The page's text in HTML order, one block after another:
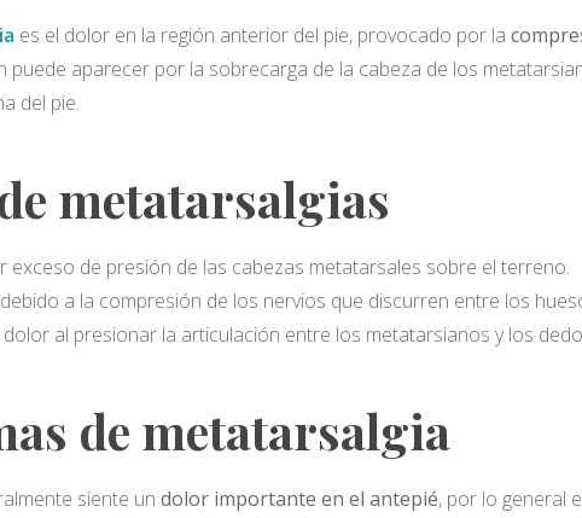
es el dolor en la región anterior del pie, provocado por la
puede aparecer por la sobrecarga de la cabeza de los
del pie.
metatarsalgias
exceso de presión de las cabezas metatarsales sobre el terreno.
a la compresión de los nervios que discurren entre los
dolor al presionar la articulación entre los metatarsianos y los
de metatarsalgia
siente un dolor importante en el antepié, por lo general